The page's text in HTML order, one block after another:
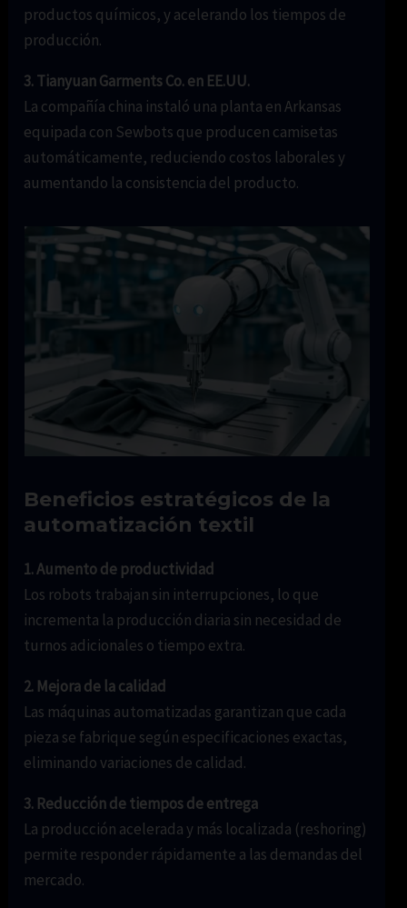
productos químicos, y acelerando los tiempos de
producción.
3. Tianyuan Garments Co. en EE.UU.
La compañía china instaló una planta en Arkansas
equipada con Sewbots que producen camisetas
automáticamente, reduciendo costos laborales y
aumentando la consistencia del producto.
Beneficios estratégicos de la
automatización textil
1. Aumento de productividad
Los robots trabajan sin interrupciones, lo que
incrementa la producción diaria sin necesidad de
turnos adicionales o tiempo extra.
2. Mejora de la calidad
Las máquinas automatizadas garantizan que cada
pieza se fabrique según especificaciones exactas,
eliminando variaciones de calidad.
3. Reducción de tiempos de entrega
La producción acelerada y más localizada (reshoring)
permite responder rápidamente a las demandas del
mercado.